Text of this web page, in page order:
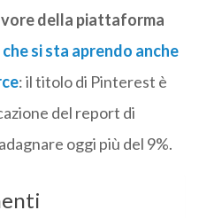
della piattaforma
che si sta aprendo anche
: il titolo di Pinterest è
del report di
oggi più del 9%.